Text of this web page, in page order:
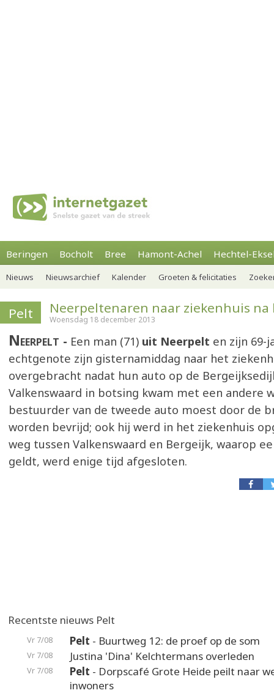
Beringen Bocholt Bree Hamont-Achel Hechtel-
Nieuws Nieuwsarchief Kalender Groeten & felicitaties
Pelt Neerpeltenaren naar ziekenhuis na
Woensdag 18 december 2013
Neerpelt Een man (71) uit Neerpelt en zijn 69-
echtgenote zijn gisternamiddag naar het
overgebracht nadat hun auto op de
Valkenswaard in botsing kwam met een andere
bestuurder van de tweede auto moest door de
worden bevrijd; ook hij werd in het ziekenhuis
weg tussen Valkenswaard en Bergeijk, waarop
geldt, werd enige tijd afgesloten.
Recentste nieuws Pelt
Vr 7/08 Pelt - Buurtweg 12: de proef op de som
Vr 7/08 Justina 'Dina' Kelchtermans overleden
Vr 7/08 Pelt - Dorpscafé Grote Heide peilt naar
inwoners